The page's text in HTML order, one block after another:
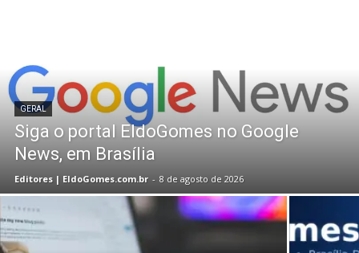
GERAL
Siga o portal EldoGomes no Google
News, em Brasília
Editores | EldoGomes.com.br - 8 de agosto de 2026